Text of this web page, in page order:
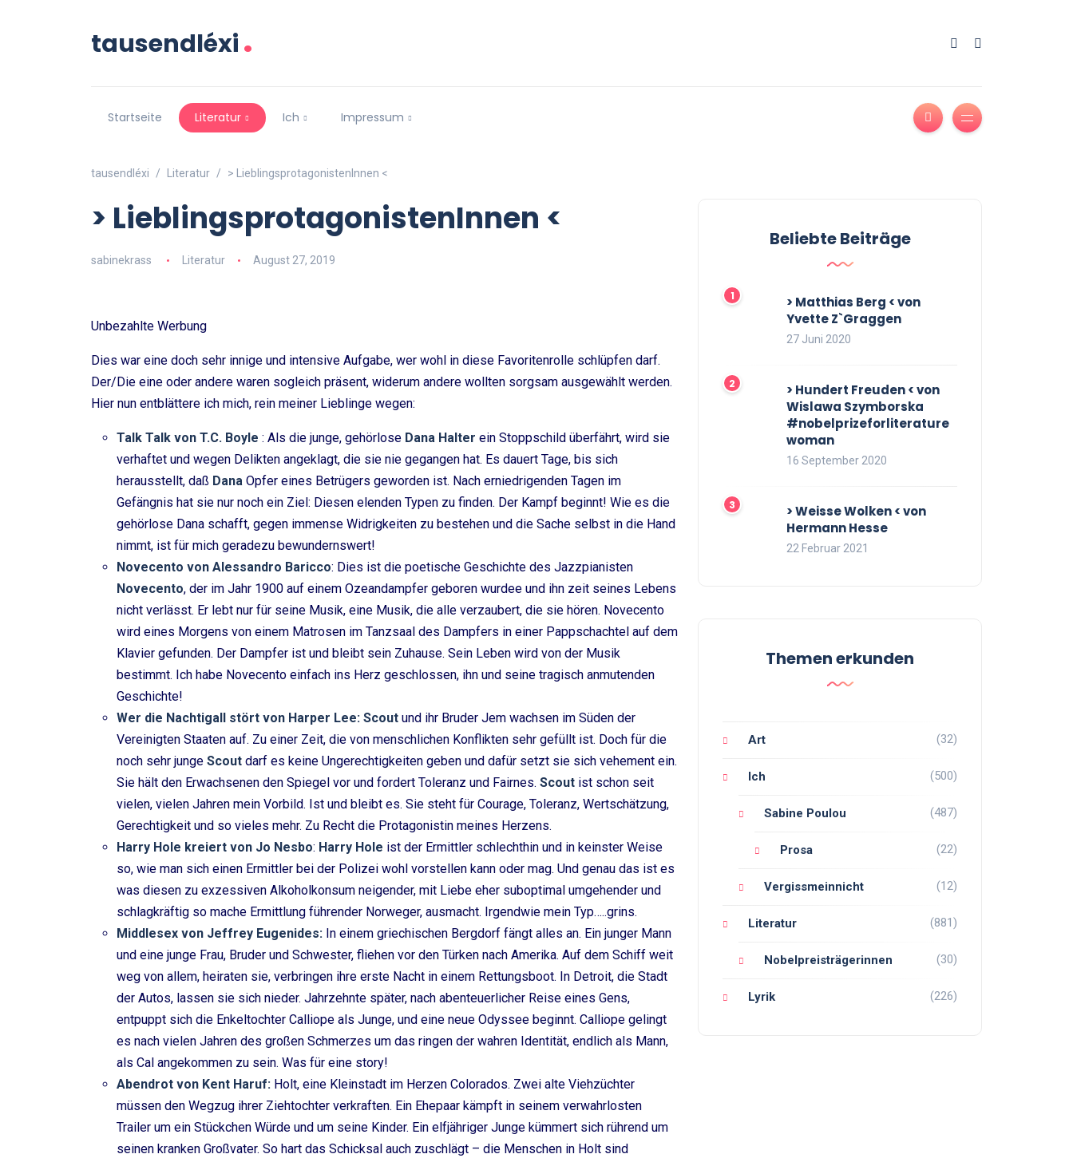
tausendléxi.
Startseite Literatur Ich Impressum
tausendléxi Literatur > LieblingsprotagonistenInnen <
> LieblingsprotagonistenInnen <
sabinekrass Literatur August 27, 2019
Unbezahlte Werbung
Dies war eine doch sehr innige und intensive Aufgabe, wer wohl in diese Favoritenrolle schlüpfen darf.
Der/Die eine oder andere waren sogleich präsent, widerum andere wollten sorgsam ausgewählt werden.
Hier nun entblättere ich mich, rein meiner Lieblinge wegen:
Talk Talk von T.C. Boyle : Als die junge, gehörlose Dana Halter ein Stoppschild überfährt, wird sie
verhaftet und wegen Delikten angeklagt, die sie nie gegangen hat. Es dauert Tage, bis sich
herausstellt, daß Dana Opfer eines Betrügers geworden ist. Nach erniedrigenden Tagen im
Gefängnis hat sie nur noch ein Ziel: Diesen elenden Typen zu finden. Der Kampf beginnt! Wie es die
gehörlose Dana schafft, gegen immense Widrigkeiten zu bestehen und die Sache selbst in die Hand
nimmt, ist für mich geradezu bewundernswert!
Novecento von Alessandro Baricco: Dies ist die poetische Geschichte des Jazzpianisten
Novecento, der im Jahr 1900 auf einem Ozeandampfer geboren wurdee und ihn zeit seines Lebens
nicht verlässt. Er lebt nur für seine Musik, eine Musik, die alle verzaubert, die sie hören. Novecento
wird eines Morgens von einem Matrosen im Tanzsaal des Dampfers in einer Pappschachtel auf dem
Klavier gefunden. Der Dampfer ist und bleibt sein Zuhause. Sein Leben wird von der Musik
bestimmt. Ich habe Novecento einfach ins Herz geschlossen, ihn und seine tragisch anmutenden
Geschichte!
Wer die Nachtigall stört von Harper Lee: Scout und ihr Bruder Jem wachsen im Süden der
Vereinigten Staaten auf. Zu einer Zeit, die von menschlichen Konflikten sehr gefüllt ist. Doch für die
noch sehr junge Scout darf es keine Ungerechtigkeiten geben und dafür setzt sie sich vehement ein.
Sie hält den Erwachsenen den Spiegel vor und fordert Toleranz und Fairnes. Scout ist schon seit
vielen, vielen Jahren mein Vorbild. Ist und bleibt es. Sie steht für Courage, Toleranz, Wertschätzung,
Gerechtigkeit und so vieles mehr. Zu Recht die Protagonistin meines Herzens.
Harry Hole kreiert von Jo Nesbo: Harry Hole ist der Ermittler schlechthin und in keinster Weise
so, wie man sich einen Ermittler bei der Polizei wohl vorstellen kann oder mag. Und genau das ist es
was diesen zu exzessiven Alkoholkonsum neigender, mit Liebe eher suboptimal umgehender und
schlagkräftig so mache Ermittlung führender Norweger, ausmacht. Irgendwie mein Typ…..grins.
Middlesex von Jeffrey Eugenides: In einem griechischen Bergdorf fängt alles an. Ein junger Mann
und eine junge Frau, Bruder und Schwester, fliehen vor den Türken nach Amerika. Auf dem Schiff weit
weg von allem, heiraten sie, verbringen ihre erste Nacht in einem Rettungsboot. In Detroit, die Stadt
der Autos, lassen sie sich nieder. Jahrzehnte später, nach abenteuerlicher Reise eines Gens,
entpuppt sich die Enkeltochter Calliope als Junge, und eine neue Odyssee beginnt. Calliope gelingt
es nach vielen Jahren des großen Schmerzes um das ringen der wahren Identität, endlich als Mann,
als Cal angekommen zu sein. Was für eine story!
Abendrot von Kent Haruf: Holt, eine Kleinstadt im Herzen Colorados. Zwei alte Viehzüchter
müssen den Wegzug ihrer Ziehtochter verkraften. Ein Ehepaar kämpft in seinem verwahrlosten
Trailer um ein Stückchen Würde und um seine Kinder. Ein elfjähriger Junge kümmert sich rührend um
seinen kranken Großvater. So hart das Schicksal auch zuschlägt – die Menschen in Holt sind
Beliebte Beiträge
> Matthias Berg < von
Yvette Z`Graggen
27 Juni 2020
> Hundert Freuden < von
Wislawa Szymborska
#nobelprizeforliterature
woman
16 September 2020
> Weisse Wolken < von
Hermann Hesse
22 Februar 2021
Themen erkunden
Art (32)
Ich (500)
Sabine Poulou (487)
Prosa (22)
Vergissmeinnicht (12)
Literatur (881)
Nobelpreisträgerinnen (30)
Lyrik (226)